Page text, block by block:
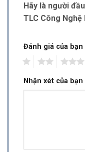
Hãy là người
TLC Công Nghệ
Đánh giá của bạn
Nhận xét của bạn